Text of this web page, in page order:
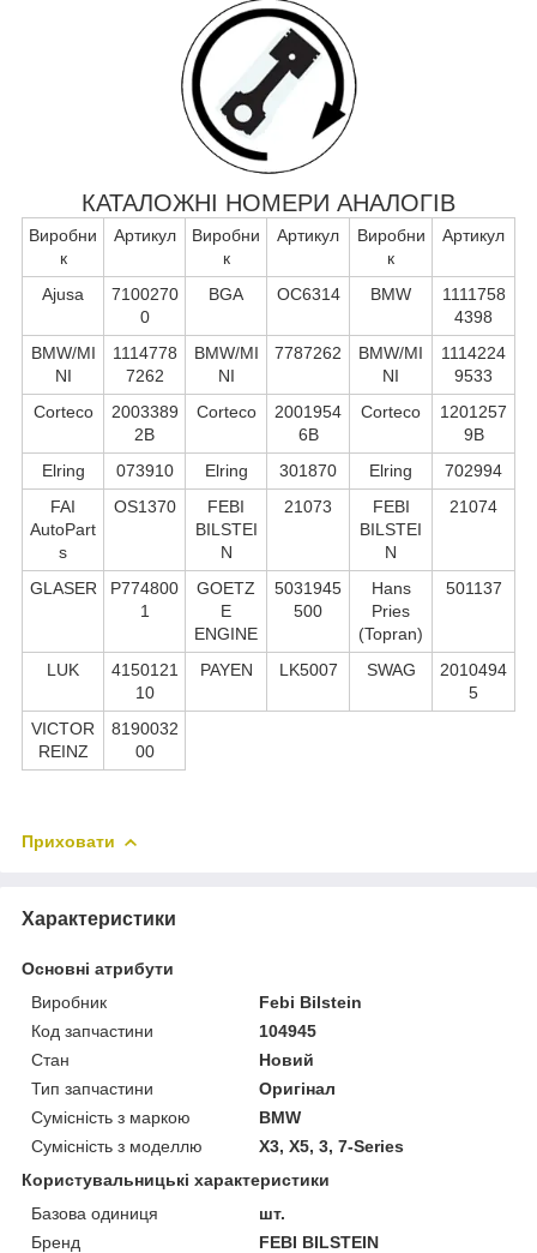
КАТАЛОЖНІ НОМЕРИ АНАЛОГІВ
Виробни
к
Артикул
Виробни
к
Артикул
Виробни
к
Артикул
Ajusa
7100270
0
BGA OC6314 BMW
1111758
4398
BMW/MI
NI
1114778
7262
BMW/MI
NI
7787262
BMW/MI
NI
1114224
9533
Corteco
2003389
2B
Corteco
2001954
6B
Corteco
1201257
9B
Elring
073910 Elring 301870 Elring
702994
FAI
AutoPart
s
OS1370
FEBI
BILSTEI
N
21073
FEBI
BILSTEI
N
21074
GLASER
P774800
1
GOETZ
E
ENGINE
5031945
500
Hans
Pries
(Topran)
501137
LUK
4150121
10
PAYEN LK5007 SWAG
2010494
5
VICTOR
REINZ
8190032
00
Приховати
Характеристики
Основні атрибути
Виробник
Febi Bilstein
Код запчастини
104945
Стан
Новий
Тип запчастини
Оригінал
Сумісність з маркою
BMW
Сумісність з моделлю
X3, X5, 3, 7-Series
Користувальницькі характеристики
Базова одиниця
шт.
Бренд
FEBI BILSTEIN